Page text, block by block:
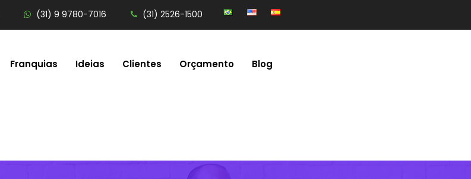
(31) 9 9780-7016 (31) 2526-1500
Franquias Ideias Clientes Orçamento Blog